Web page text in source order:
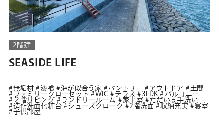
2階建
SEASIDE LIFE
無垢材 漆喰 海が似合う家 パントリー アウトドア
土間
ファミリークローゼット
WIC テラス 3LDK
バルコニー
２階リビング
ランドリールーム 家事室
ただいま手洗い
造作洗面化粧台
シューズクローク 2階洗面 収納充実
寝室
子供部屋